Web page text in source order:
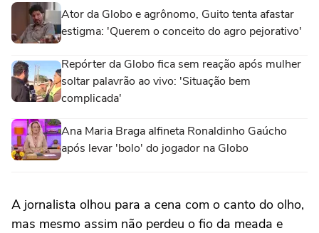
Ator da Globo e agrônomo, Guito tenta afastar
estigma: 'Querem o conceito do agro pejorativo'
Repórter da Globo fica sem reação após mulher
soltar palavrão ao vivo: 'Situação bem
complicada'
Ana Maria Braga alfineta Ronaldinho Gaúcho
após levar 'bolo' do jogador na Globo
A jornalista olhou para a cena com o canto do olho,
mas mesmo assim não perdeu o fio da meada e